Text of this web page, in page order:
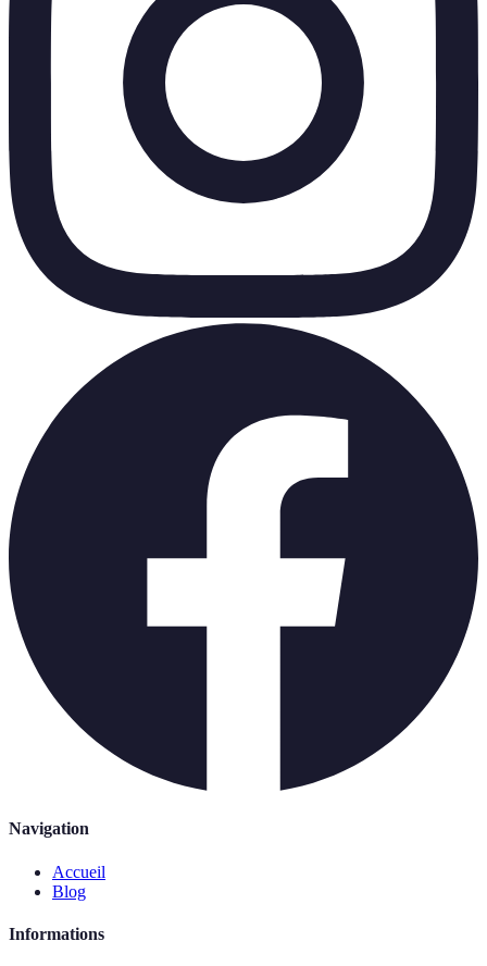
Navigation
Accueil
Blog
Informations